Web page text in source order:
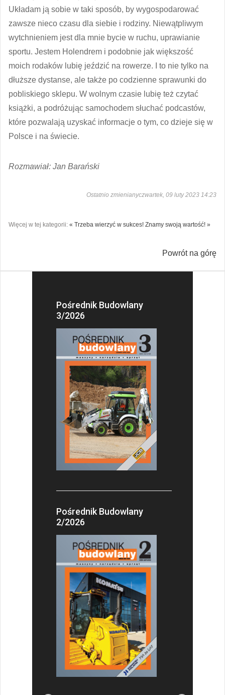
Układam ją sobie w taki sposób, by wygospodarować
zawsze nieco czasu dla siebie i rodziny. Niewątpliwym
wytchnieniem jest dla mnie bycie w ruchu, uprawianie
sportu. Jestem Holendrem i podobnie jak większość
moich rodaków lubię jeździć na rowerze. I to nie tylko na
dłuższe dystanse, ale także po codzienne sprawunki do
pobliskiego sklepu. W wolnym czasie lubię też czytać
książki, a podróżując samochodem słuchać podcastów,
które pozwalają uzyskać informacje o tym, co dzieje się w
Polsce i na świecie.
Rozmawiał: Jan Barański
Ostatnio zmienianyczwartek, 09 luty 2023 14:23
Więcej w tej kategorii: « Trzeba wierzyć w sukces! Znamy swoją wartość! »
Powrót na górę
Pośrednik Budowlany
3/2026
Pośrednik Budowlany
2/2026